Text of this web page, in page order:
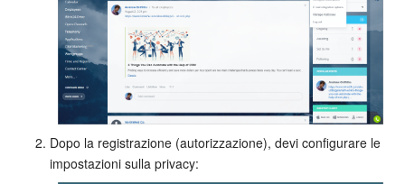
Prenotazione online
Contact Center
Sales Center
Analisi CRM
Dopo la registrazione (autorizzazione), devi configurare le
impostazioni sulla privacy: